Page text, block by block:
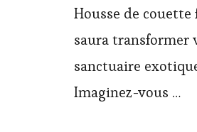
Housse de
saura transformer
sanctuaire
Imaginez-vous …